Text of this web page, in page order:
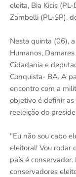
eleita, Bia Kicis
Zambelli (PL-SP),
Nesta quinta (06),
Humanos,
Cidadania e
Conquista- BA. A
encontro com a
objetivo é definir
reeleição do
"Eu não sou cabo
eleitoral! Vou rodar
país é conservador.
conservadores